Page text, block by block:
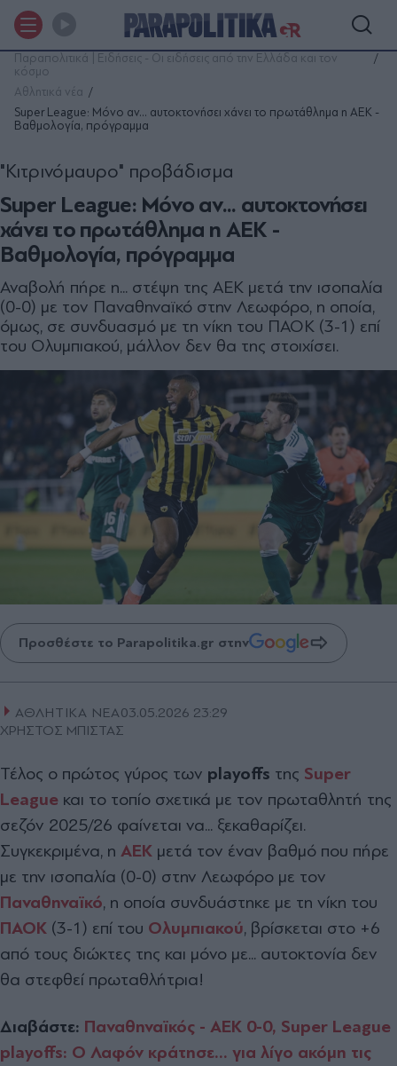
Παραπολιτικά | Ειδήσεις - Οι ειδήσεις από την Ελλάδα και τον
κόσμο
Αθλητικά νέα
Super League: Μόνο αν... αυτοκτονήσει χάνει το πρωτάθλημα η ΑΕΚ -
Βαθμολογία, πρόγραμμα
Super League: Μόνο αν... αυτοκτονήσει
χάνει το πρωτάθλημα η ΑΕΚ -
Βαθμολογία, πρόγραμμα
"Κιτρινόμαυρο" προβάδισμα
Αναβολή πήρε η... στέψη της ΑΕΚ μετά την ισοπαλία
(0-0) με τον Παναθηναϊκό στην Λεωφόρο, η οποία,
όμως, σε συνδυασμό με τη νίκη του ΠΑΟΚ (3-1) επί
του Ολυμπιακού, μάλλον δεν θα της στοιχίσει.
Προσθέστε το Parapolitika.gr στην
ΑΘΛΗΤΙΚΑ ΝΕΑ03.05.2026 23:29
ΧΡΗΣΤΟΣ ΜΠΙΣΤΑΣ
Τέλος ο πρώτος γύρος των playoffs της Super
League και το τοπίο σχετικά με τον πρωταθλητή της
σεζόν 2025/26 φαίνεται να... ξεκαθαρίζει.
Συγκεκριμένα, η ΑΕΚ μετά τον έναν βαθμό που πήρε
με την ισοπαλία (0-0) στην Λεωφόρο με τον
Παναθηναϊκό, η οποία συνδυάστηκε με τη νίκη του
ΠΑΟΚ (3-1) επί του Ολυμπιακού, βρίσκεται στο +6
από τους διώκτες της και μόνο με... αυτοκτονία δεν
θα στεφθεί πρωταθλήτρια!
Διαβάστε: Παναθηναϊκός - ΑΕΚ 0-0, Super League
playoffs: Ο Λαφόν κράτησε... για λίγο ακόμη τις